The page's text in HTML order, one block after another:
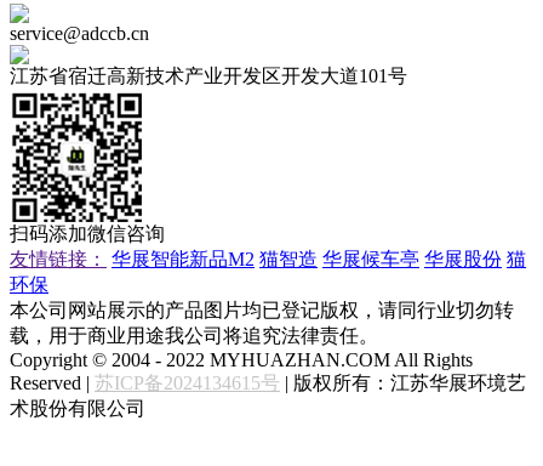
service@adccb.cn
江苏省宿迁高新技术产业开发区开发大道101号
扫码添加微信咨询
友情链接：
华展智能新品M2 猫智造 华展候车亭 华展股份 猫
环保
本公司网站展示的产品图片均已登记版权，请同行业切勿转
载，用于商业用途我公司将追究法律责任。
Copyright © 2004 - 2022 MYHUAZHAN.COM All Rights
Reserved | 苏ICP备2024134615号 | 版权所有：江苏华展环境艺
术股份有限公司